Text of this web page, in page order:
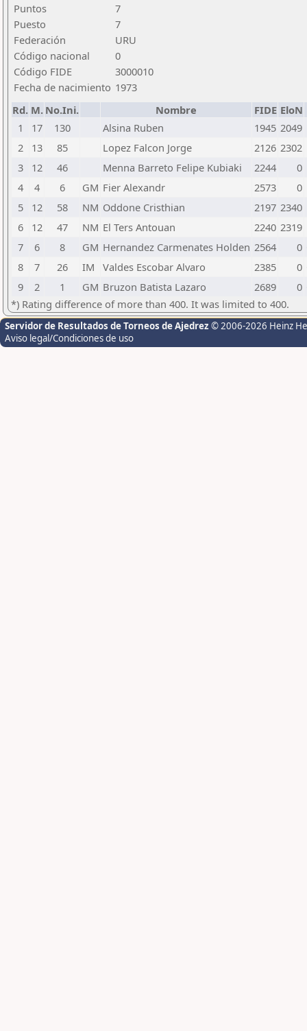
Puntos
7
Puesto
7
Federación
URU
Código nacional
0
Código FIDE
3000010
Fecha de nacimiento 1973
Rd. M. No.Ini. Nombre FIDE EloN
1
17 130 Alsina Ruben 1945 2049
2
13 85 Lopez Falcon Jorge 2126 2302
3
12 46 Menna Barreto Felipe Kubiaki 2244 0
4
4 6 GM Fier Alexandr 2573 0
5
12 58 NM Oddone Cristhian 2197 2340
6
12 47 NM El Ters Antouan 2240 2319
7
6 8 GM Hernandez Carmenates Holden 2564 0
8
7 26 IM Valdes Escobar Alvaro 2385 0
9
2 1 GM Bruzon Batista Lazaro 2689 0
*) Rating difference of more than 400. It was limited to 400.
Servidor de Resultados de Torneos de Ajedrez © 2006-2026 Heinz
Aviso legal/Condiciones de uso